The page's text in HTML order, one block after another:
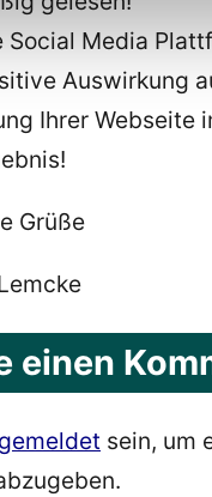
Social Media
Auswirkung
Ihrer Webseite
Grüße
einen
sein, um